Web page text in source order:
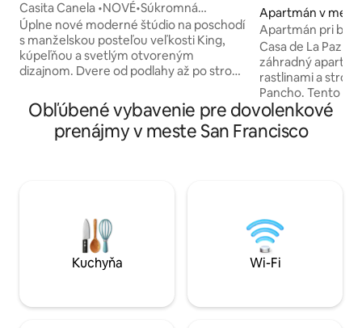
o
Casita Canela •NOVÉ•Súkromná
ulica•Starlink•Bazén•Domáce zvieratá
povolené
Úplne nové moderné štúdio na poschodí
s manželskou posteľou veľkosti King,
kúpeľňou a svetlým otvoreným
dizajnom. Dvere od podlahy až po strop
obklopenú tropickými rastlinami a
ranným slnkom. Užite si detaily z teplého
dreva, množstvo prirodzeného svetla a
jednotka sa nachádza nad Casitou Rubia
s výhľadom na spoločný bazén a terasu.
Apartmán v
o
Apartmán pri
Casa de La Paz
záhradný
rastlinami a
Pancho. Tento
obchodov a
pláže! Medzi funkcie patria: -
Klimatizácia v
terasa. Perfektné miesto na oddych a
oddych v raji!
Obľúbené vybavenie pre dovolenkové
prenájmy v meste San Francisco
Kuchyňa Wi-Fi